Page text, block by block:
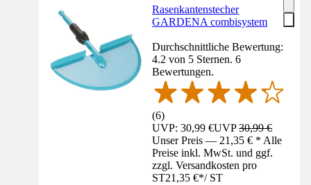
Rasenkantenstecher
GARDENA combisystem
Durchschnittliche Bewertung:
4.2 von 5 Sternen. 6
Bewertungen.
(6)
UVP: 30,99 €UVP30,99 €
Unser Preis — 21,35 € * Alle
Preise inkl. MwSt. und ggf.
zzgl. Versandkosten pro
ST21,35 €*/ ST